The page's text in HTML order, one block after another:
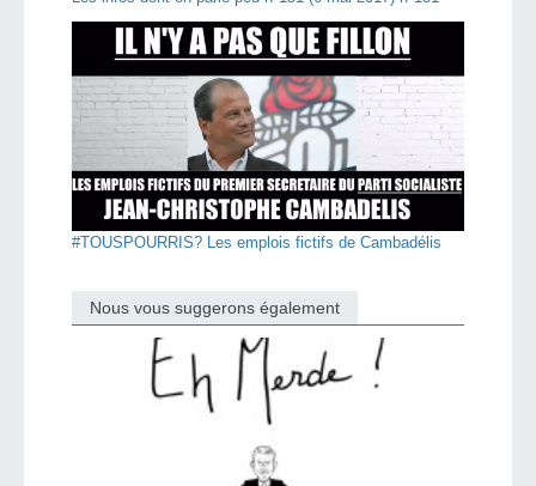
#TOUSPOURRIS? Les emplois fictifs de Cambadélis
Nous vous suggerons également